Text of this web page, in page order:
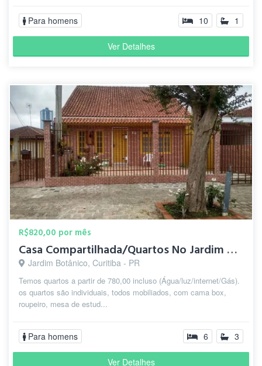
Para homens 10 1
Ver Detalhes
R$820,00 por mês
Casa Compartilhada/Quartos No Jardim Botânico.
Jardim Botânico, Curitiba - PR
Temos quartos a partir de 780,00 incluso (Água/luz/internet/Gás).
os quartos são individuais, todos mobiliados, com cama box,
roupeiro, mesa de estud...
Para homens 6 3
Ver Detalhes